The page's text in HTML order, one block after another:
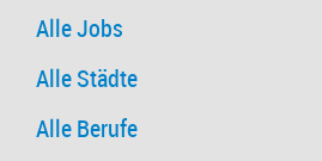
Alle Jobs
Alle Städte
Alle Berufe